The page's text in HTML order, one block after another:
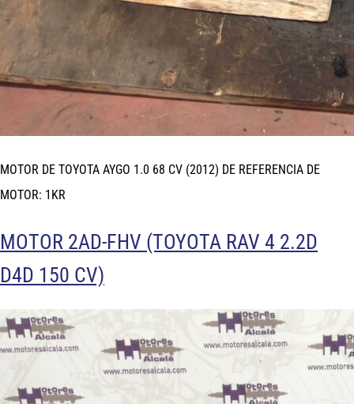
MOTOR DE TOYOTA AYGO 1.0 68 CV (2012) DE REFERENCIA DE
MOTOR: 1KR
MOTOR 2AD-FHV (TOYOTA RAV 4 2.2D
D4D 150 CV)